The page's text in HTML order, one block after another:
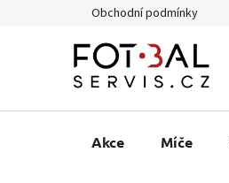
Obchodní podmínky
Akce Míče